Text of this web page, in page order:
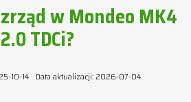
w Mondeo MK4
2.0 TDCi?
10-14 Data aktualizacji: 2026-07-04